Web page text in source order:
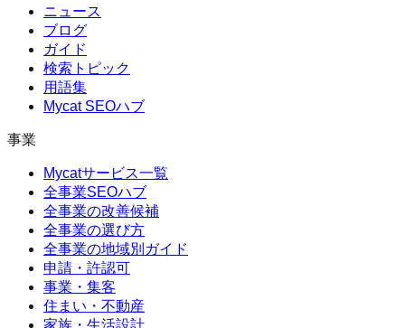
ニュース
ブログ
ガイド
検索トピック
用語集
Mycat SEOハブ
事業
Mycatサービス一覧
全事業SEOハブ
全事業の改善候補
全事業の選び方
全事業の地域別ガイド
申請・許認可
事業・集客
住まい・不動産
家族・生活設計